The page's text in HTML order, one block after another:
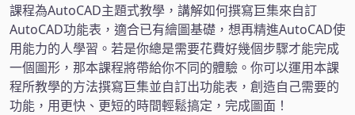
課程為AutoCAD主題式教學，講解如何撰寫巨集來自訂
AutoCAD功能表，適合已有繪圖基礎，想再精進AutoCAD使
用能力的人學習。若是你總是需要花費好幾個步驟才能完成
一個圖形，那本課程將帶給你不同的體驗。你可以運用本課
程所教學的方法撰寫巨集並自訂出功能表，創造自己需要的
功能，用更快、更短的時間輕鬆搞定，完成圖面！